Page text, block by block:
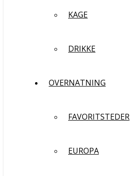
KAGE
DRIKKE
OVERNATNING
FAVORITSTEDER
EUROPA